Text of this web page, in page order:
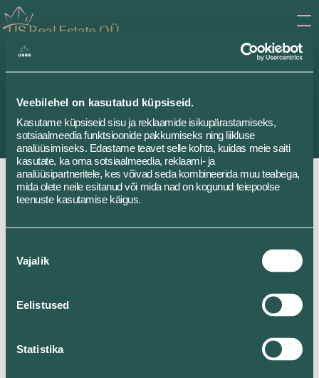
Veebilehel on kasutatud küpsiseid.
Kasutame küpsiseid sisu ja reklaamide isikupärastamiseks,
sotsiaalmeedia funktsioonide pakkumiseks ning liikluse
analüüsimiseks. Edastame teavet selle kohta, kuidas meie saiti
kasutate, ka oma sotsiaalmeedia, reklaami- ja
analüüsipartneritele, kes võivad seda kombineerida muu teabega,
mida olete neile esitanud või mida nad on kogunud teiepoolse
teenuste kasutamise käigus.
valik
Vajalik
Eelistused
Statistika
US Real Estate OÜ
Rotermanni 8
10111 Tallinn, Estonia
info@usre.ee
LinkedIn